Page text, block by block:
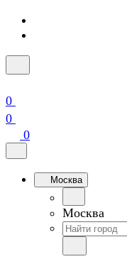
0
0
0
Москва
Москва